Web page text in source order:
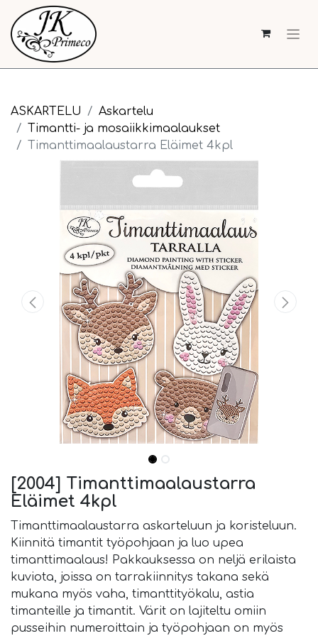
ASKARTELU
Askartelu
Timantti- ja mosaiikkimaalaukset
Timanttimaalaustarra Eläimet 4kpl
[2004] Timanttimaalaustarra
Eläimet 4kpl
Timanttimaalaustarra askarteluun ja koristeluun.
Kiinnitä timantit työpohjaan ja luo upea
timanttimaalaus! Pakkauksessa on neljä erilaista
kuviota, joissa on tarrakiinnitys takana sekä
mukana myös vaha, timanttityökalu, astia
timanteille ja timantit. Värit on lajiteltu omiin
pusseihin numeroittain ja työpohjaan on myös